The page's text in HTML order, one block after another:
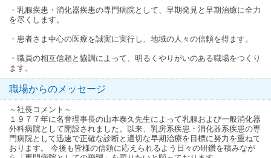
・乳腺疾患・消化器疾患の専門病院として、早期発見と早期治癒に全力
を尽くします。
・患者さま中心の医療を誠実に実行し、地域の人々の信頼を得ます。
・職員の相互信頼と協調によって、明るくやりがいのある職場をつくり
ます。
職場からのメッセージ
～社長コメント～
１９７７年に名誉理事長の山本泰久先生によって乳腺および一般消化器
外科病院として開設されました。以来、乳房系疾患・消化器系疾患の専
門病院として迅速で正確な診断と適切な早期治療を目標に努力を重ねて
おります。 今後も皆様の信頼に応えられるよう日々の研鑽を積みなが